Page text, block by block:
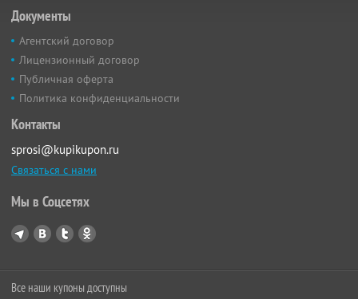
Документы
Агентский договор
Лицензионный договор
Публичная оферта
Политика конфиденциальности
Контакты
sprosi@kupikupon.ru
Связаться с нами
Мы в Соцсетях
Все наши купоны доступны